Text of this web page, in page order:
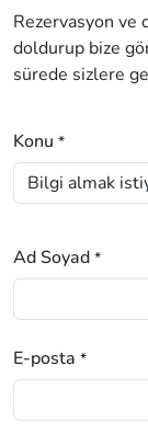
Rezervasyon ve
doldurup bize
sürede sizlere
Konu *
Ad Soyad *
E-posta *